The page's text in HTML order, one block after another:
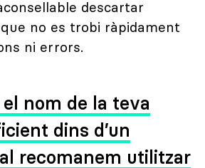
descartar
no es trobi ràpidament
ni errors.
el nom de la teva
dins d’un
recomanem utilitzar